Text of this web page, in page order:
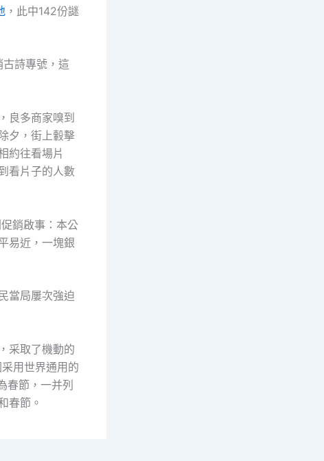
，此中142份謎
古詩專號，這
良多商家嗅到
夕，街上轂擊
約往看場片
看片子的人數
銷啟事：本公
易近，一塊銀
當局屢次強迫
采取了機動的
用世界通用的
春節，一并列
春節。